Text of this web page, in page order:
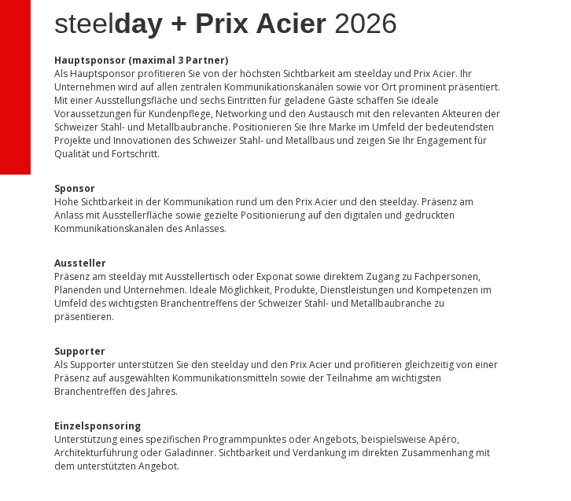
steelday + Prix Acier 2026
Hauptsponsor (maximal 3 Partner)
Als Hauptsponsor profitieren Sie von der höchsten Sichtbarkeit am steelday und Prix Acier. Ihr
Unternehmen wird auf allen zentralen Kommunikationskanälen sowie vor Ort prominent präsentiert.
Mit einer Ausstellungsfläche und sechs Eintritten für geladene Gäste schaffen Sie ideale
Voraussetzungen für Kundenpflege, Networking und den Austausch mit den relevanten Akteuren der
Schweizer Stahl- und Metallbaubranche. Positionieren Sie Ihre Marke im Umfeld der bedeutendsten
Projekte und Innovationen des Schweizer Stahl- und Metallbaus und zeigen Sie Ihr Engagement für
Qualität und Fortschritt.
Sponsor
Hohe Sichtbarkeit in der Kommunikation rund um den Prix Acier und den steelday. Präsenz am
Anlass mit Ausstellerfläche sowie gezielte Positionierung auf den digitalen und gedruckten
Kommunikationskanälen des Anlasses.
Aussteller
Präsenz am steelday mit Ausstellertisch oder Exponat sowie direktem Zugang zu Fachpersonen,
Planenden und Unternehmen. Ideale Möglichkeit, Produkte, Dienstleistungen und Kompetenzen im
Umfeld des wichtigsten Branchentreffens der Schweizer Stahl- und Metallbaubranche zu
präsentieren.
Supporter
Als Supporter unterstützen Sie den steelday und den Prix Acier und profitieren gleichzeitig von einer
Präsenz auf ausgewählten Kommunikationsmitteln sowie der Teilnahme am wichtigsten
Branchentreffen des Jahres.
Einzelsponsoring
Unterstützung eines spezifischen Programmpunktes oder Angebots, beispielsweise Apéro,
Architekturführung oder Galadinner. Sichtbarkeit und Verdankung im direkten Zusammenhang mit
dem unterstützten Angebot.